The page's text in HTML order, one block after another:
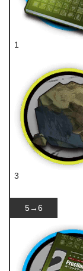
1
3
5→6